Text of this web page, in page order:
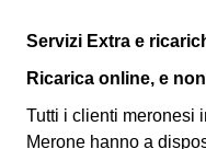
Servizi Extra e
Ricarica online, e
Tutti i clienti meronesi
Merone hanno a